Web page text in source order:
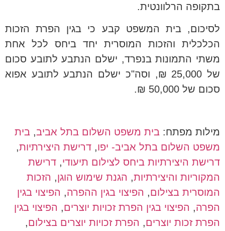
בתקופה הרלוונטית.
לסיכום, בית המשפט קבע כי בגין הפרת הזכות
הכלכלית והזכות המוסרית יחד ביחס לכל אחת
משתי התמונות בנפרד, ישלם הנתבע לתובע סכום
של 25,000 ₪, וסה"כ ישלם הנתבע לתובע אפוא
סכום של 50,000 ₪.
מילות מפתח: בית משפט השלום בתל אביב, בית
משפט השלום בתל אביב- יפו, דרישת היצירתיות,
דרישת היצירתיות ביחס לצילום תיעודי, דרישת
המקוריות והיצירתיות, הגנת שימוש הוגן, הזכות
המוסרית בצילום, הפיצוי בגין ההפרה, הפיצוי בגין
הפרה, הפיצוי בגין הפרת זכויות יוצרים, הפיצוי בגין
הפרת זכות יוצרים, הפרת זכויות יוצרים בצילום,